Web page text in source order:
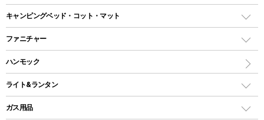
ツールームテント
ワンポールテント
シェルターテント
ロッジ型・オリジナルテント
レクタングラー型（封筒型）シュラフ
インナーシュラフ
キャンピングベッド・コット・マット
キャンピングベッド・コット
インフレータブルマット
ファニチャー
アウトドアテーブル
レジャーシート
ハンモック
ライト&ランタン
LEDランタン
ガス用品